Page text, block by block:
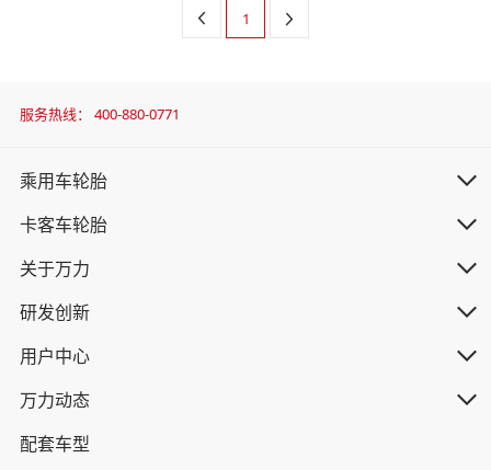
1
服务热线： 400-880-0771
乘用车轮胎
卡客车轮胎
关于万力
研发创新
用户中心
万力动态
配套车型